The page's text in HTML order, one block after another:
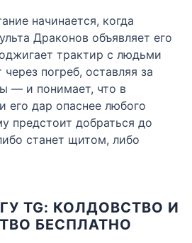
начинается, когда
Драконов объявляет его
трактир с людьми
через погреб, оставляя за
— и понимает, что в
его дар опаснее любого
предстоит добраться до
станет щитом, либо
TG: КОЛДОВСТВО И
БЕСПЛАТНО